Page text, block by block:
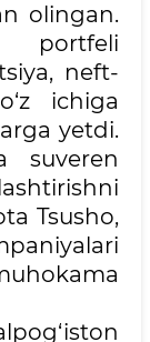
olingan.
portfeli
neft-
ichiga
yetdi.
suveren
Tsusho,